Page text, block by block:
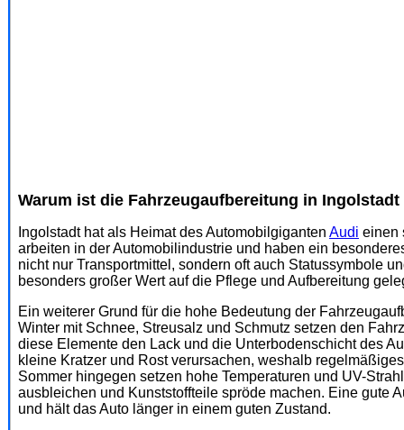
Warum ist die Fahrzeugaufbereitung in
Ingolstadt hat als Heimat des Automobilgiganten Audi einen
arbeiten in der Automobilindustrie und haben ein
nicht nur Transportmittel, sondern oft auch Statussymbole
besonders großer Wert auf die Pflege und Aufbereitung
Ein weiterer Grund für die hohe Bedeutung der
Winter mit Schnee, Streusalz und Schmutz setzen den
diese Elemente den Lack und die Unterbodenschicht des
kleine Kratzer und Rost verursachen, weshalb
Sommer hingegen setzen hohe Temperaturen und UV-
ausbleichen und Kunststoffteile spröde machen. Eine gute
und hält das Auto länger in einem guten Zustand.